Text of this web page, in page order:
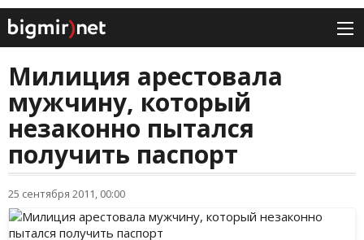
Милиция арестовала
мужчину, который
незаконно пытался
получить паспорт
25 сентября 2011, 00:00